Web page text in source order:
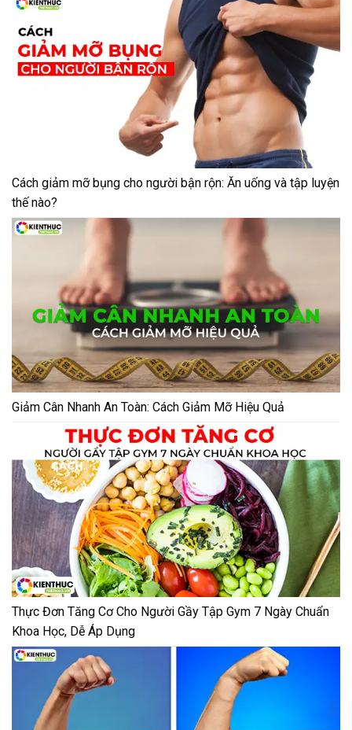
Cách giảm mỡ bụng cho người bận rộn: Ăn uống và tập luyện
thế nào?
Giảm Cân Nhanh An Toàn: Cách Giảm Mỡ Hiệu Quả
Thực Đơn Tăng Cơ Cho Người Gầy Tập Gym 7 Ngày Chuẩn
Khoa Học, Dễ Áp Dụng